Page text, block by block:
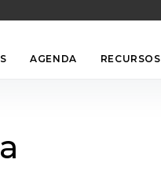
AGENDA RECURSOS